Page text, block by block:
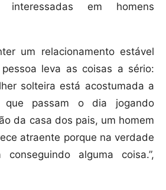
interessadas em homens
um relacionamento estável
leva as coisas a sério:
solteira está acostumada a
que passam o dia jogando
da casa dos pais, um homem
atraente porque na verdade
alguma coisa.”,